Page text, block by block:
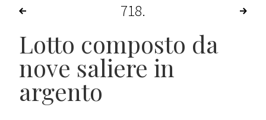
718
Lotto composto da
nove saliere in
argento